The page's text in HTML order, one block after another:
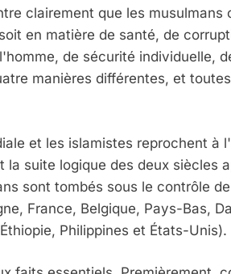
clairement que les musulmans
en matière de santé, de
de sécurité individuelle,
manières différentes, et
et les islamistes reprochent à
la suite logique des deux siècles
sont tombés sous le contrôle
France, Belgique, Pays-Bas,
Philippines et États-Unis).